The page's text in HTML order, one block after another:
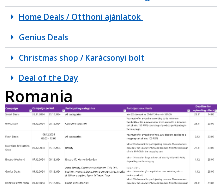
Home Deals / Otthoni ajánlatok
Genius Deals
Christmas shop / Karácsonyi bolt
Deal of the Day
Romania